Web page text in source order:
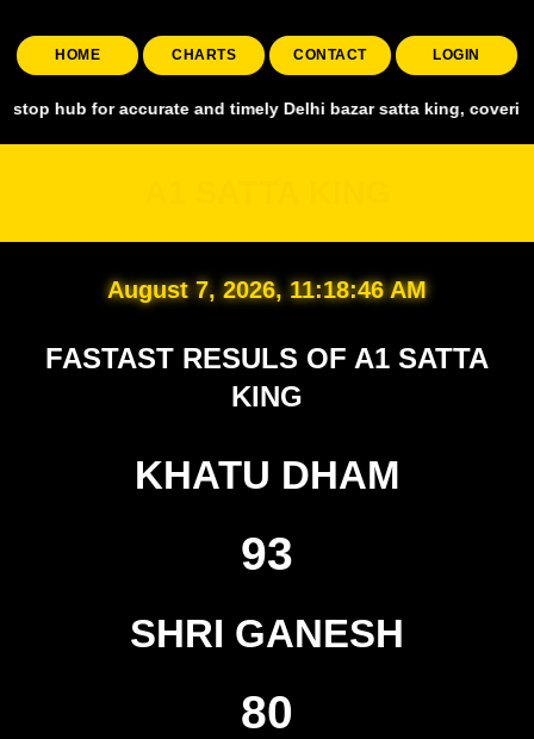
HOME CHARTS CONTACT LOGIN
accurate and timely Delhi bazar satta king, covering all
August 7, 2026, 11:18:47 AM
FASTAST RESULS OF A1 SATTA
KING
KHATU DHAM
93
SHRI GANESH
80